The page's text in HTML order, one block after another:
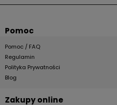
Pomoc
Pomoc / FAQ
Regulamin
Polityka Prywatności
Blog
Zakupy online